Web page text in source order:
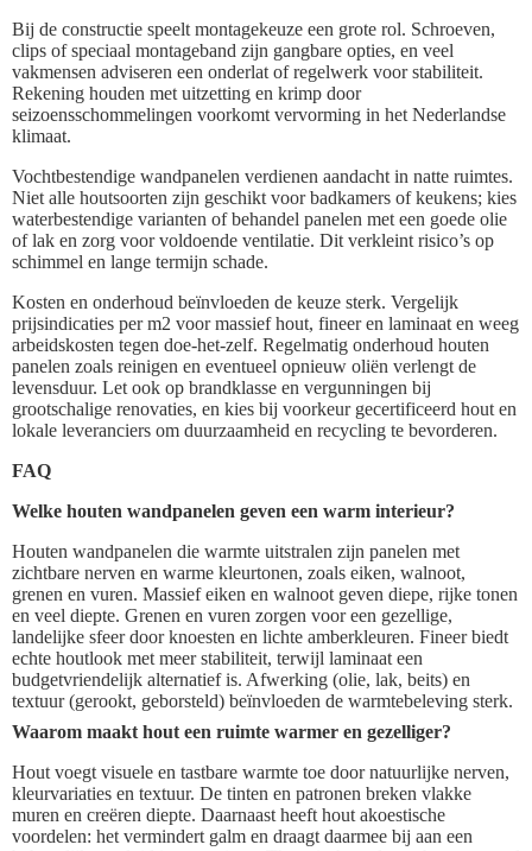
Bij de constructie speelt montagekeuze een grote rol. Schroeven,
clips of speciaal montageband zijn gangbare opties, en veel
vakmensen adviseren een onderlat of regelwerk voor stabiliteit.
Rekening houden met uitzetting en krimp door
seizoensschommelingen voorkomt vervorming in het Nederlandse
klimaat.
Vochtbestendige wandpanelen verdienen aandacht in natte ruimtes.
Niet alle houtsoorten zijn geschikt voor badkamers of keukens; kies
waterbestendige varianten of behandel panelen met een goede olie
of lak en zorg voor voldoende ventilatie. Dit verkleint risico’s op
schimmel en lange termijn schade.
Kosten en onderhoud beïnvloeden de keuze sterk. Vergelijk
prijsindicaties per m2 voor massief hout, fineer en laminaat en weeg
arbeidskosten tegen doe-het-zelf. Regelmatig onderhoud houten
panelen zoals reinigen en eventueel opnieuw oliën verlengt de
levensduur. Let ook op brandklasse en vergunningen bij
grootschalige renovaties, en kies bij voorkeur gecertificeerd hout en
lokale leveranciers om duurzaamheid en recycling te bevorderen.
FAQ
Welke houten wandpanelen geven een warm interieur?
Houten wandpanelen die warmte uitstralen zijn panelen met
zichtbare nerven en warme kleurtonen, zoals eiken, walnoot,
grenen en vuren. Massief eiken en walnoot geven diepe, rijke tonen
en veel diepte. Grenen en vuren zorgen voor een gezellige,
landelijke sfeer door knoesten en lichte amberkleuren. Fineer biedt
echte houtlook met meer stabiliteit, terwijl laminaat een
budgetvriendelijk alternatief is. Afwerking (olie, lak, beits) en
textuur (gerookt, geborsteld) beïnvloeden de warmtebeleving sterk.
Waarom maakt hout een ruimte warmer en gezelliger?
Hout voegt visuele en tastbare warmte toe door natuurlijke nerven,
kleurvariaties en textuur. De tinten en patronen breken vlakke
muren en creëren diepte. Daarnaast heeft hout akoestische
voordelen: het vermindert galm en draagt daarmee bij aan een